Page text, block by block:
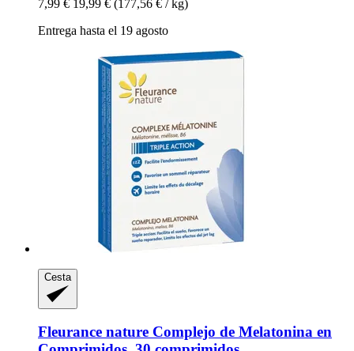
7,99 € 19,99 € (177,56 € / kg)
Entrega hasta el 19 agosto
Cesta
Fleurance nature Complejo de Melatonina en